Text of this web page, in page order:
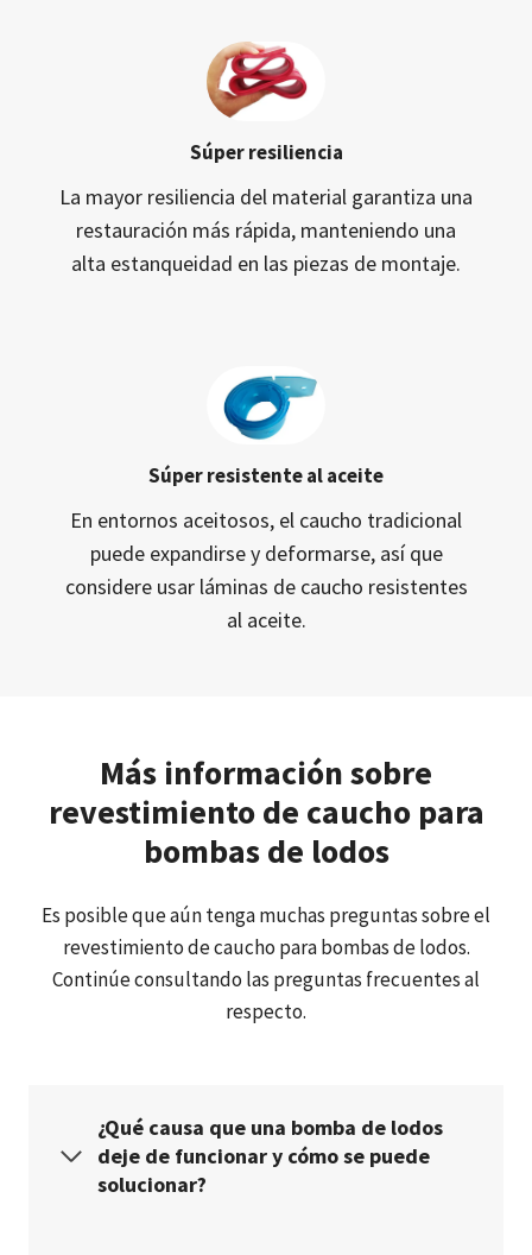
Súper resiliencia
La mayor resiliencia del material garantiza una
restauración más rápida, manteniendo una
alta estanqueidad en las piezas de montaje.
Súper resistente al aceite
En entornos aceitosos, el caucho tradicional
puede expandirse y deformarse, así que
considere usar láminas de caucho resistentes
al aceite.
Más información sobre
revestimiento de caucho para
bombas de lodos
Es posible que aún tenga muchas preguntas sobre el
revestimiento de caucho para bombas de lodos.
Continúe consultando las preguntas frecuentes al
respecto.
¿Qué causa que una bomba de lodos
deje de funcionar y cómo se puede
solucionar?